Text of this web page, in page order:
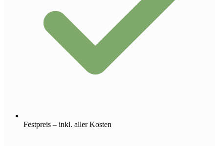
Festpreis – inkl. aller Kosten